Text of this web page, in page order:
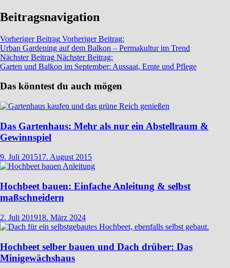
Beitragsnavigation
Vorheriger Beitrag Vorheriger Beitrag:
Urban Gardening auf dem Balkon – Permakultur im Trend
Nächster Beitrag Nächster Beitrag:
Garten und Balkon im September: Aussaat, Ernte und Pflege
Das könntest du auch mögen
Das Gartenhaus: Mehr als nur ein Abstellraum &
Gewinnspiel
9. Juli 201517. August 2015
Hochbeet bauen: Einfache Anleitung & selbst
maßschneidern
2. Juli 201918. März 2024
Hochbeet selber bauen und Dach drüber: Das
Minigewächshaus